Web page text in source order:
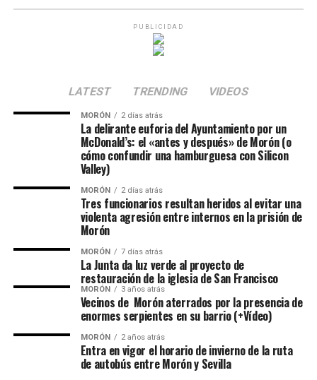
PUBLICIDAD
LATEST TRENDING VIDEOS
MORÓN 2 días atrás
La delirante euforia del Ayuntamiento por un
McDonald’s: el «antes y después» de Morón (o
cómo confundir una hamburguesa con Silicon
Valley)
MORÓN 2 días atrás
Tres funcionarios resultan heridos al evitar una
violenta agresión entre internos en la prisión de
Morón
MORÓN 7 días atrás
La Junta da luz verde al proyecto de
restauración de la iglesia de San Francisco
MORÓN 3 años atrás
Vecinos de Morón aterrados por la presencia de
enormes serpientes en su barrio (+Vídeo)
MORÓN 2 años atrás
Entra en vigor el horario de invierno de la ruta
de autobús entre Morón y Sevilla